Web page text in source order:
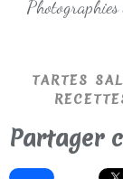
TARTES
Partager